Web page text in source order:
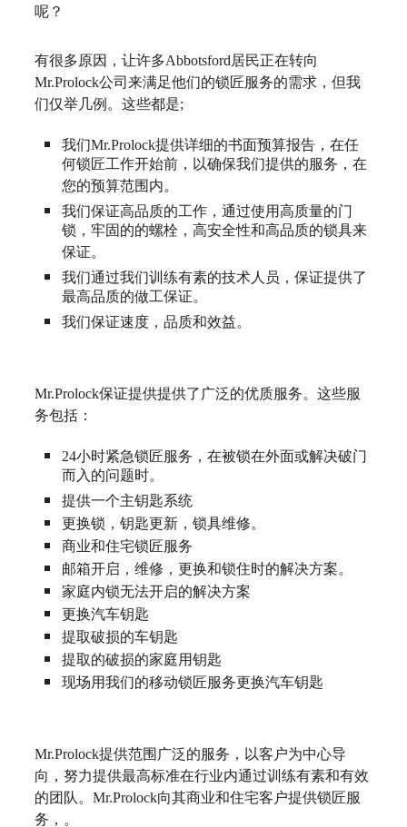
呢？
有很多原因，让许多Abbotsford居民正在转向
Mr.Prolock公司来满足他们的锁匠服务的需求，但我
们仅举几例。这些都是;
我们Mr.Prolock提供详细的书面预算报告，在任
何锁匠工作开始前，以确保我们提供的服务，在
您的预算范围内。
我们保证高品质的工作，通过使用高质量的门
锁，牢固的的螺栓，高安全性和高品质的锁具来
保证。
我们通过我们训练有素的技术人员，保证提供了
最高品质的做工保证。
我们保证速度，品质和效益。
Mr.Prolock保证提供提供了广泛的优质服务。这些服
务包括：
24小时紧急锁匠服务，在被锁在外面或解决破门
而入的问题时。
提供一个主钥匙系统
更换锁，钥匙更新，锁具维修。
商业和住宅锁匠服务
邮箱开启，维修，更换和锁住时的解决方案。
家庭内锁无法开启的解决方案
更换汽车钥匙
提取破损的车钥匙
提取的破损的家庭用钥匙
现场用我们的移动锁匠服务更换汽车钥匙
Mr.Prolock提供范围广泛的服务，以客户为中心导
向，努力提供最高标准在行业内通过训练有素和有效
的团队。 Mr.Prolock向其商业和住宅客户提供锁匠服
务，。